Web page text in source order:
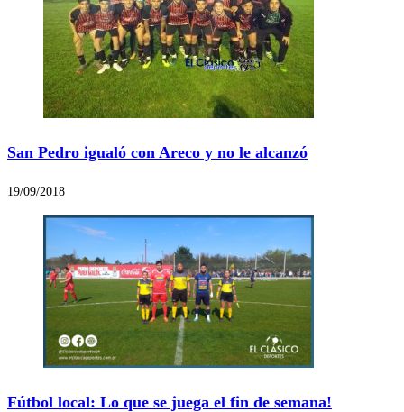
San Pedro igualó con Areco y no le alcanzó
19/09/2018
Fútbol local: Lo que se juega el fin de semana!